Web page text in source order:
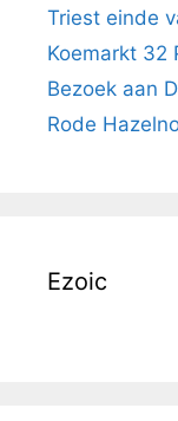
Triest einde
Koemarkt 32
Bezoek aan
Rode
Ezoic